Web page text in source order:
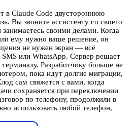
в Claude Code двустороннюю
Вы звоните ассистенту со своего
занимаетесь своими делами. Когда
ему нужно ваше решение, он
не нужен экран — всё
или WhatsApp. Сервер решает
Разработчику больше не
пока идут долгие миграции,
сам свяжется с вами, когда
сохраняется при переключении
по телефону, продолжили в
использовать любой телефон,